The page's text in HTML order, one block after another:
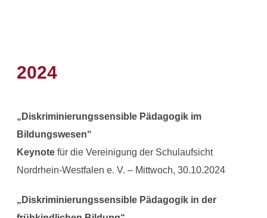
2024
„Diskriminierungssensible Pädagogik im
Bildungswesen“
Keynotefür die Vereinigung der Schulaufsicht
Nordrhein-Westfalen e. V. – Mittwoch, 30.10.2024
„Diskriminierungssensible Pädagogik in der